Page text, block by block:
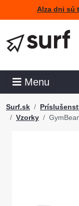
Alza dni sú
Menu
Surf.sk
Vzorky